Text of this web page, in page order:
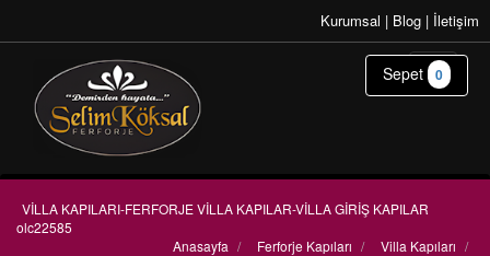
Kurumsal | Blog | İletişim
VİLLA KAPILARI-FERFORJE VİLLA KAPILAR-VİLLA GİRİŞ KAPILAR
olc22585
Villa Kapıları /
Ferforje Kapıları /
Anasayfa /
Sepet 0